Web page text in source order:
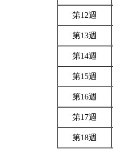
第12週
第13週
第14週
第15週
第16週
第17週
第18週